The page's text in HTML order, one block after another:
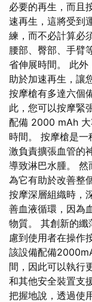
必要的再生，而且
速再生，這將受到
練，而不必計算必
腰部、臀部、手臂
省伸展時間。 此外
助於加速再生，讓
按摩槍有多達六個
此，您可以按摩緊
配備 2000 mAh
時間。 按摩槍是
激負責擴張血管的
導致淋巴水腫。 然
為它有助於改善整
按摩深層組織時，
善血液循環，因為
物質。 其創新的
慮到使用者在操作
該設備配備
間，因此可以執行
和其他安全裝置支
把握地說，透過使